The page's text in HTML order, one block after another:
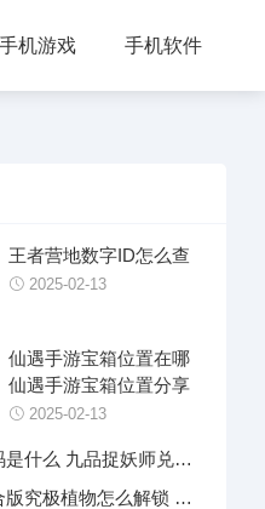
手机游戏 手机软件
王者营地数字ID怎么查
2025-02-13
仙遇手游宝箱位置在哪
仙遇手游宝箱位置分享
2025-02-13
什么 九品捉妖师兑换
究极植物怎么解锁 植